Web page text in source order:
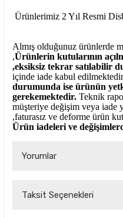
Ürünlerimiz 2 Yıl Resmi
Almış olduğunuz ürünlerde
,Ürünlerin kutularının
,eksiksiz tekrar satılabilir
içinde iade kabul
durumunda ise ürünün
gerekemektedir. Teknik
müşteriye değişim veya iade
,faturasız ve deforme ürün
Ürün iadeleri ve
Yorumlar
Taksit Seçenekleri